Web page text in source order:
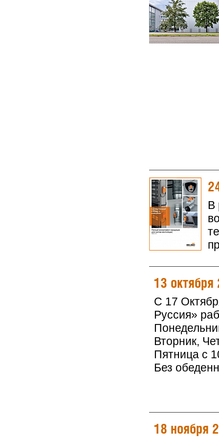
В
13 октября
С 17
Руссия»
Вторник,
Пятница с
Без
18 ноября